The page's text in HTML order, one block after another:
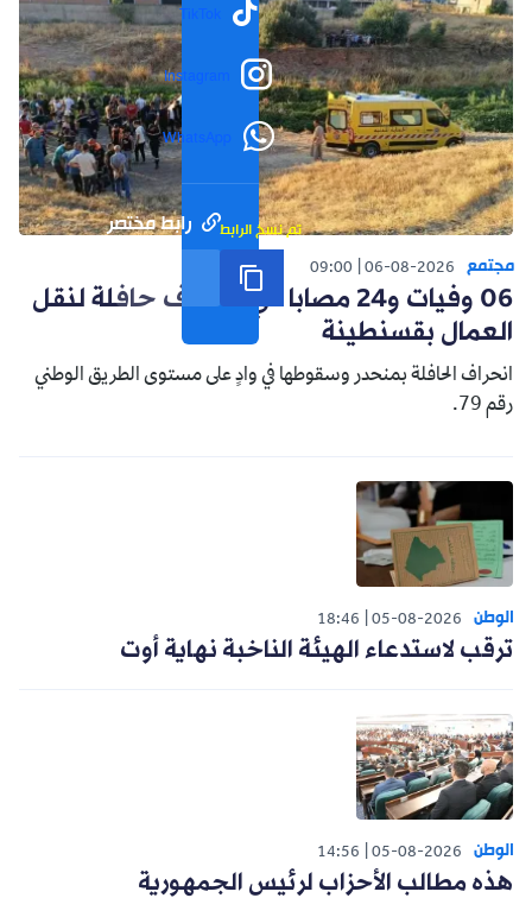
TikTok
Instagram
WhatsApp
رابط مختصر تم نسخ الرابط
مجتمع 06-08-2026
09:00
06 وفيات و24 مصابا في انحراف حافلة لنقل
العمال بقسنطينة
انحراف الحافلة بمنحدر وسقوطها في وادٍ على مستوى الطريق الوطني
رقم 79.
الوطن 05-08-2026
18:46
ترقب لاستدعاء الهيئة الناخبة نهاية أوت
الوطن 05-08-2026
14:56
هذه مطالب الأحزاب لرئيس الجمهورية